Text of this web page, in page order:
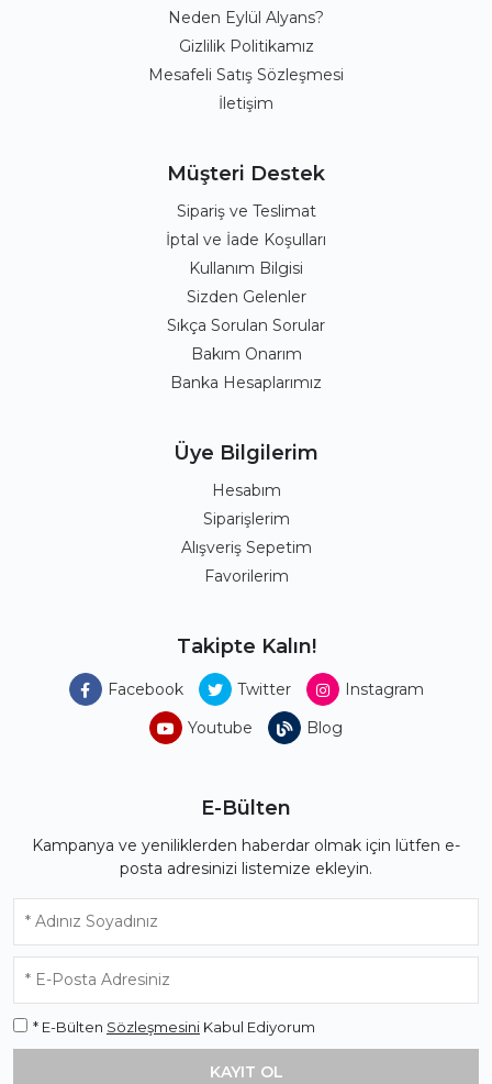
Neden Eylül Alyans?
Gizlilik Politikamız
Mesafeli Satış Sözleşmesi
İletişim
Müşteri Destek
Sipariş ve Teslimat
İptal ve İade Koşulları
Kullanım Bilgisi
Sizden Gelenler
Sıkça Sorulan Sorular
Bakım Onarım
Banka Hesaplarımız
Üye Bilgilerim
Hesabım
Siparişlerim
Alışveriş Sepetim
Favorilerim
Takipte Kalın!
Facebook Twitter
Instagram
Youtube
Blog
E-Bülten
Kampanya ve yeniliklerden haberdar olmak için lütfen e-
posta adresinizi listemize ekleyin.
* E-Bülten Sözleşmesini Kabul Ediyorum